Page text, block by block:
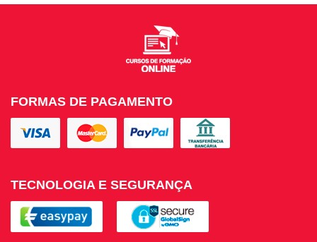
FORMAS DE PAGAMENTO
TECNOLOGIA E SEGURANÇA